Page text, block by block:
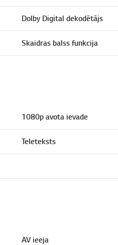
Dolby Digital dekodētājs
Skaidras balss funkcija
1080p avota ievade
Teleteksts
AV ieeja